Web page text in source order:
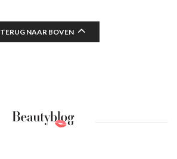
TERUG NAAR BOVEN